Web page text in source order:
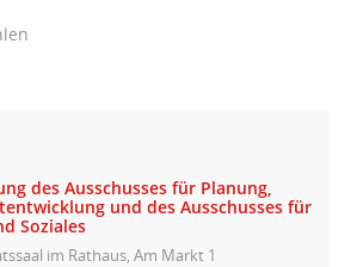
des Ausschusses für Planung,
und des Ausschusses für
Soziales
im Rathaus, Am Markt 1